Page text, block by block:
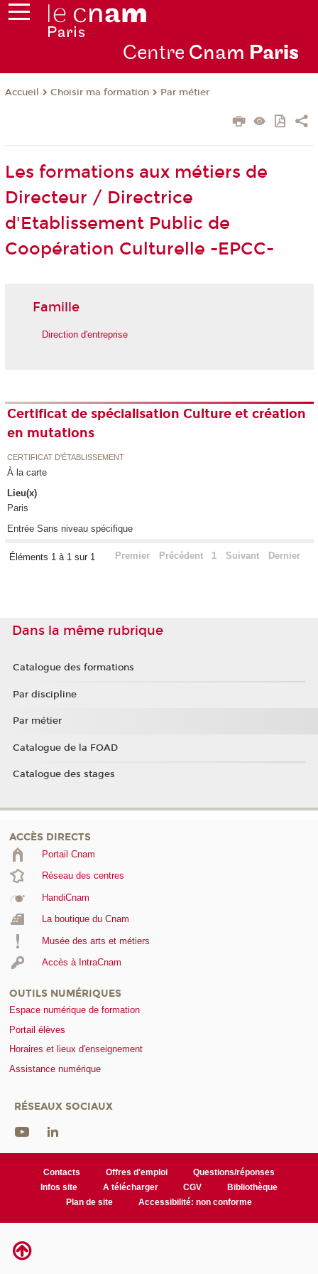
Centre Cnam Paris
Accueil Choisir ma formation Par métier
Les formations aux métiers de
Directeur / Directrice
d'Etablissement Public de
Coopération Culturelle -EPCC-
Famille
Direction d'entreprise
Certificat de spécialisation Culture et création
en mutations
CERTIFICAT D'ÉTABLISSEMENT
À la carte
Lieu(x)
Paris
Entrée Sans niveau spécifique
Éléments 1 à 1 sur 1 Premier Précédent 1 Suivant Dernier
Dans la même rubrique
Catalogue des formations
Par discipline
Par métier
Catalogue de la FOAD
Catalogue des stages
ACCÈS DIRECTS
Portail Cnam
Réseau des centres
HandiCnam
La boutique du Cnam
Musée des arts et métiers
Accès à IntraCnam
OUTILS NUMÉRIQUES
Espace numérique de formation
Portail élèves
Horaires et lieux d'enseignement
Assistance numérique
RÉSEAUX SOCIAUX
Contacts Offres d'emploi
Questions/réponses
Infos site
A télécharger CGV
Bibliothèque
Plan de site
Accessibilité: non conforme